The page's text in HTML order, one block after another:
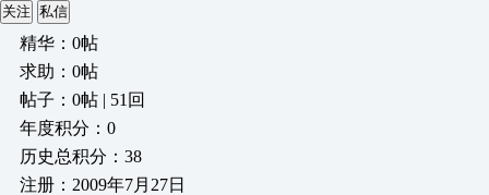
关注 私信
精华：0帖
求助：0帖
帖子：0帖 | 51回
年度积分：0
历史总积分：38
注册：2009年7月27日